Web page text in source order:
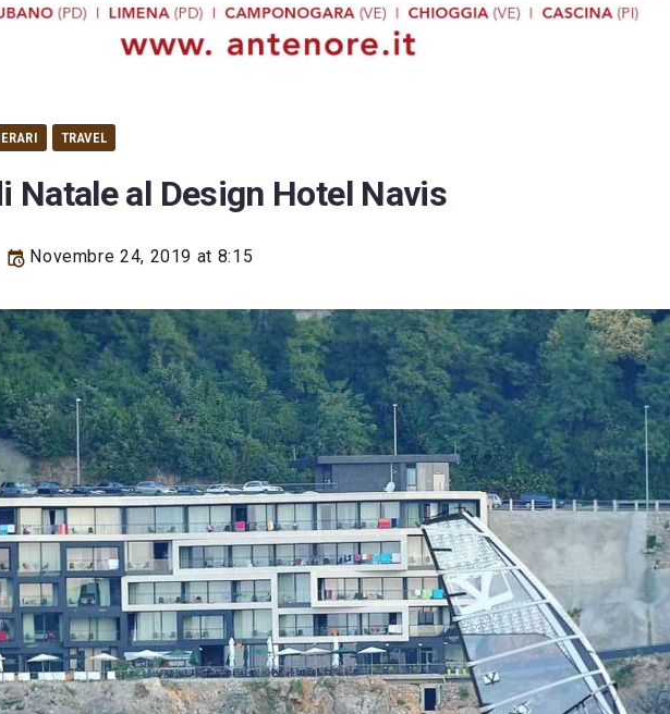
TRAVEL
Natale al Design Hotel Navis
Novembre 24, 2019 at 8:15